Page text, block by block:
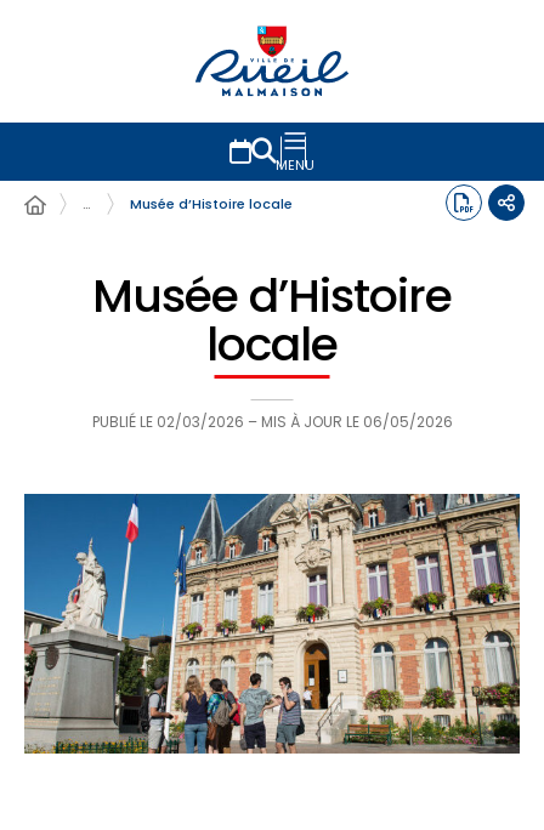
MENU
…
Musée d’Histoire locale
Musée d’Histoire
locale
PUBLIÉ LE 02/03/2026 – MIS À JOUR LE 06/05/2026